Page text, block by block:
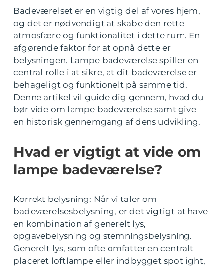
Badeværelset er en vigtig del af vores hjem,
og det er nødvendigt at skabe den rette
atmosfære og funktionalitet i dette rum. En
afgørende faktor for at opnå dette er
belysningen. Lampe badeværelse spiller en
central rolle i at sikre, at dit badeværelse er
behageligt og funktionelt på samme tid.
Denne artikel vil guide dig gennem, hvad du
bør vide om lampe badeværelse samt give
en historisk gennemgang af dens udvikling.
Hvad er vigtigt at vide om
lampe badeværelse?
Korrekt belysning: Når vi taler om
badeværelsesbelysning, er det vigtigt at have
en kombination af generelt lys,
opgavebelysning og stemningsbelysning.
Generelt lys, som ofte omfatter en centralt
placeret loftlampe eller indbygget spotlight,